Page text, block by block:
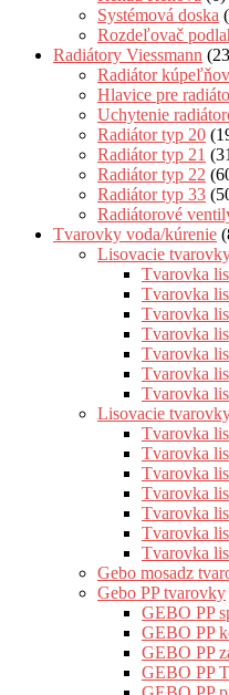
Systémová doska
Rozdeľovač
Radiátory Viessmann
Radiátor
Hlavice pre
Uchytenie
Radiátor typ 20
Radiátor typ 21
Radiátor typ 22
Radiátor typ 33
Radiátorové
Tvarovky voda/kúrenie
Lisovacie
Tvarovka
Tvarovka
Tvarovka
Tvarovka
Tvarovka
Tvarovka
Tvarovka
Lisovacie
Tvarovka
Tvarovka
Tvarovka
Tvarovka
Tvarovka
Tvarovka
Tvarovka
Gebo mosadz
Gebo PP tvarovky
GEBO PP
GEBO PP
GEBO PP
GEBO PP